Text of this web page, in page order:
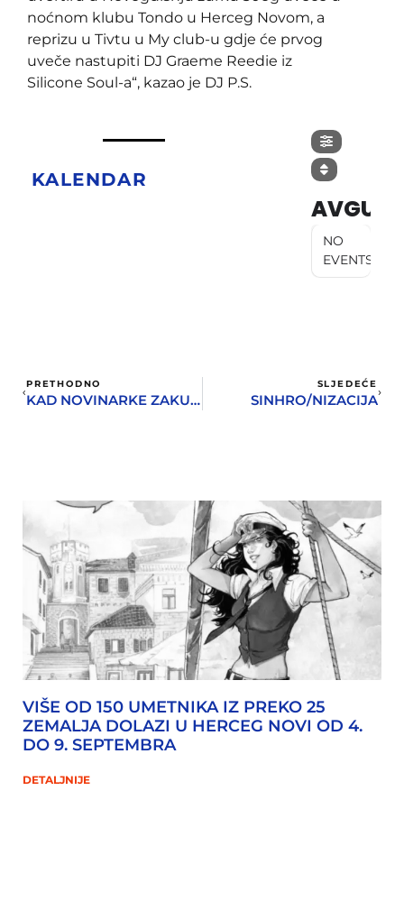
noćnom klubu Tondo u Herceg Novom, a
reprizu u Tivtu u My club-u gdje će prvog
uveče nastupiti DJ Graeme Reedie iz
Silicone Soul-a“, kazao je DJ P.S.
KALENDAR
AVGUST
NO
EVENTS
PRETHODNO
KAD NOVINARKE ZAKUVAJU
SLJEDEĆE
SINHRO/NIZACIJA
VIŠE OD 150 UMETNIKA IZ PREKO 25
ZEMALJA DOLAZI U HERCEG NOVI OD 4.
DO 9. SEPTEMBRA
DETALJNIJE